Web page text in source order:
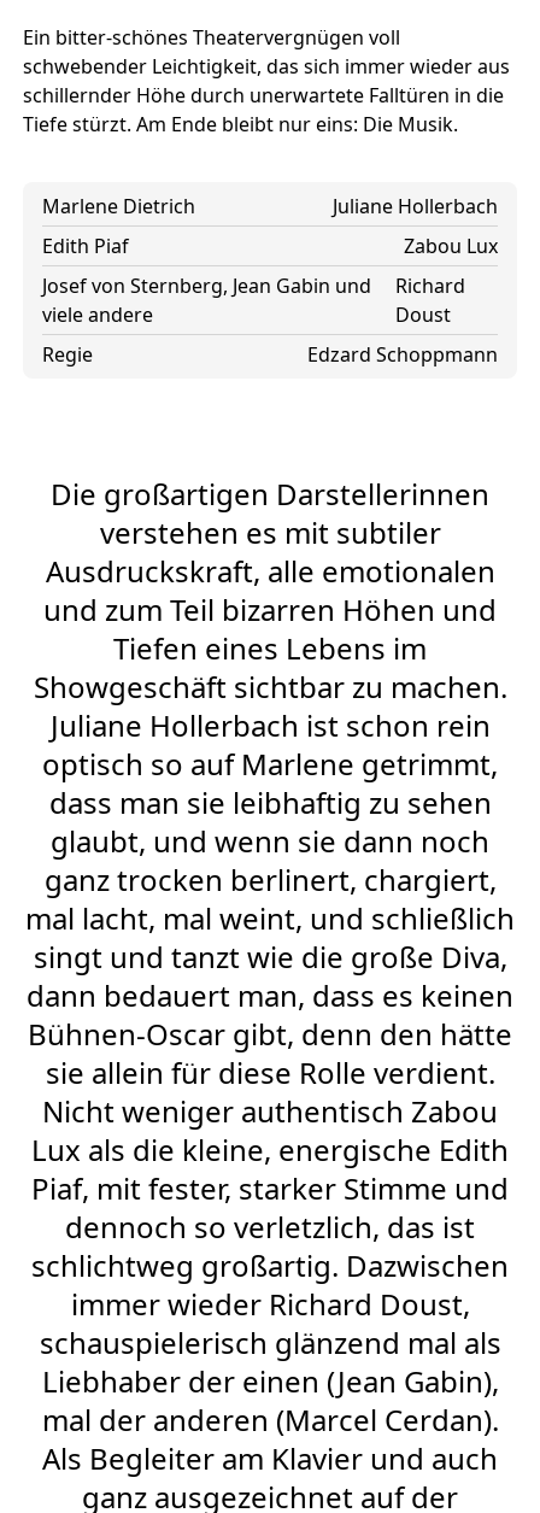
Ein bitter-schönes Theatervergnügen voll
schwebender Leichtigkeit, das sich immer wieder aus
schillernder Höhe durch unerwartete Falltüren in die
Tiefe stürzt. Am Ende bleibt nur eins: Die Musik.
Marlene Dietrich
Juliane Hollerbach
Edith Piaf
Zabou Lux
Josef von Sternberg, Jean Gabin und
viele andere
Richard
Doust
Regie
Edzard Schoppmann
Die großartigen Darstellerinnen
verstehen es mit subtiler
Ausdruckskraft, alle emotionalen
und zum Teil bizarren Höhen und
Tiefen eines Lebens im
Showgeschäft sichtbar zu machen.
Juliane Hollerbach ist schon rein
optisch so auf Marlene getrimmt,
dass man sie leibhaftig zu sehen
glaubt, und wenn sie dann noch
ganz trocken berlinert, chargiert,
mal lacht, mal weint, und schließlich
singt und tanzt wie die große Diva,
dann bedauert man, dass es keinen
Bühnen-Oscar gibt, denn den hätte
sie allein für diese Rolle verdient.
Nicht weniger authentisch Zabou
Lux als die kleine, energische Edith
Piaf, mit fester, starker Stimme und
dennoch so verletzlich, das ist
schlichtweg großartig. Dazwischen
immer wieder Richard Doust,
schauspielerisch glänzend mal als
Liebhaber der einen (Jean Gabin),
mal der anderen (Marcel Cerdan).
Als Begleiter am Klavier und auch
ganz ausgezeichnet auf der